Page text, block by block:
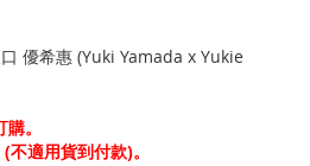
優希惠 (Yuki Yamada x Yukie
。
適用貨到付款)。